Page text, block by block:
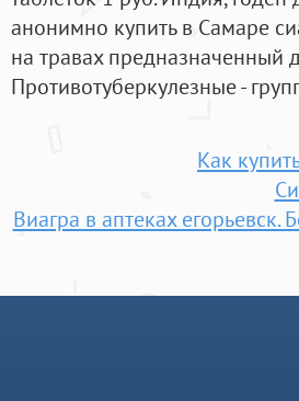
анонимно купить в Самаре
на травах предназначенный
Противотуберкулезные -
Как
Виагра в аптеках